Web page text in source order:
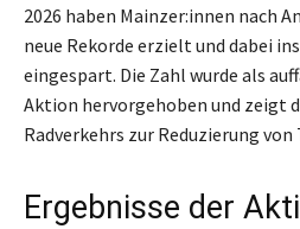
2026 haben Mainzer:innen nach
neue Rekorde erzielt und dabei
eingespart. Die Zahl wurde als
Aktion hervorgehoben und zeigt
Radverkehrs zur Reduzierung von
Ergebnisse der